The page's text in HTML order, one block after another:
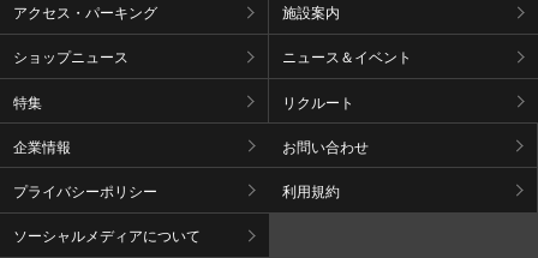
アクセス・パーキング 施設案内
ショップニュース ニュース＆イベント
特集 リクルート
企業情報 お問い合わせ
プライバシーポリシー 利用規約
ソーシャルメディアについて